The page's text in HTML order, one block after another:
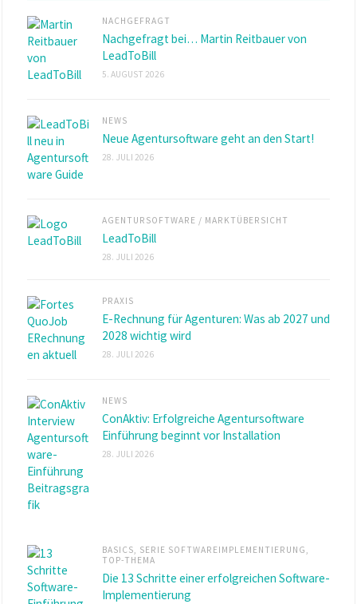
NACHGEFRAGT
Nachgefragt bei… Martin Reitbauer von
LeadToBill
5. AUGUST 2026
NEWS
Neue Agentursoftware geht an den Start!
28. JULI 2026
AGENTURSOFTWARE / MARKTÜBERSICHT
LeadToBill
28. JULI 2026
PRAXIS
E-Rechnung für Agenturen: Was ab 2027 und
2028 wichtig wird
28. JULI 2026
NEWS
ConAktiv: Erfolgreiche Agentursoftware
Einführung beginnt vor Installation
28. JULI 2026
BASICS, SERIE SOFTWAREIMPLEMENTIERUNG ,
TOP-THEMA
Die 13 Schritte einer erfolgreichen Software-
Implementierung